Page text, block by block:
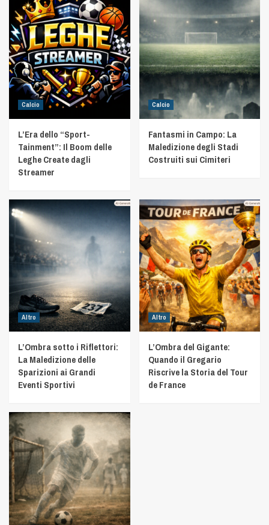
Calcio
L’Era dello “Sport-
Tainment”: Il Boom delle
Leghe Create dagli
Streamer
Calcio
Fantasmi in Campo: La
Maledizione degli Stadi
Costruiti sui Cimiteri
Altro
L’Ombra sotto i Riflettori:
La Maledizione delle
Sparizioni ai Grandi
Eventi Sportivi
Altro
L’Ombra del Gigante:
Quando il Gregario
Riscrive la Storia del Tour
de France